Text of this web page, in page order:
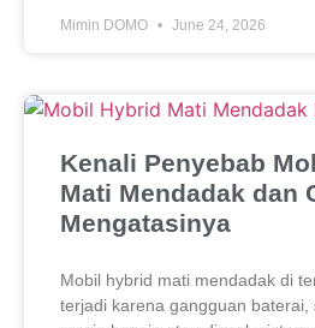
Mimin DOMO June 24, 2026
Kenali Penyebab
Mati Mendadak dan
Mengatasinya
Mobil hybrid mati mendadak di
terjadi karena gangguan baterai,